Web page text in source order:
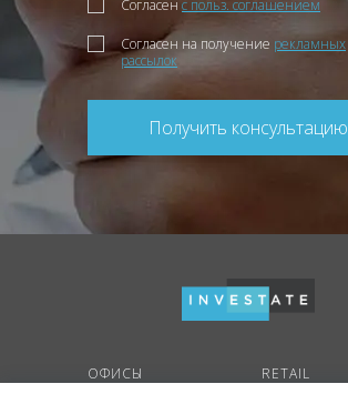
Согласен с польз. соглашением
Согласен на получение рекламных
рассылок
Получить консультацию
ОФИСЫ
RETAIL